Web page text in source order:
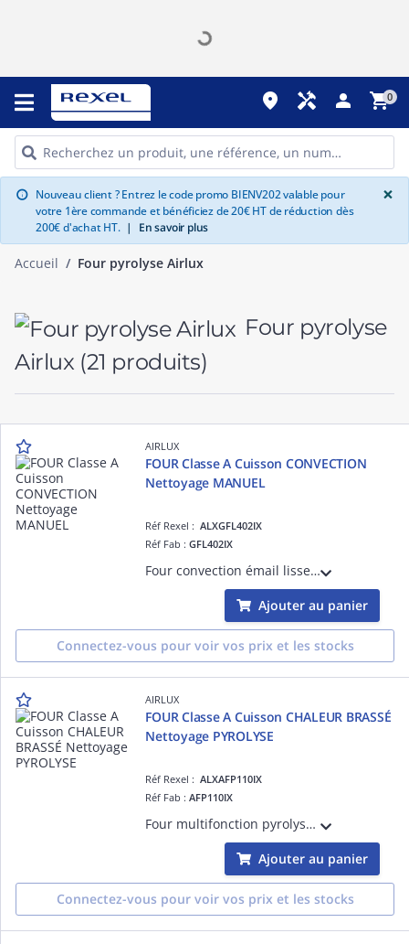
place handyman person shopping_cart0
info Nouveau client ? Entrez le code promo BIENV202 valable pour
votre 1ère commande et bénéficiez de 20€ HT de réduction dès
200€ d'achat HT. | En savoir plus
×
Accueil Four pyrolyse Airlux
Four pyrolyse
Airlux (21 produits)
AIRLUX
FOUR Classe A Cuisson CONVECTION
Nettoyage MANUEL
Réf Rexel :ALXGFL402IX
Réf Fab :GFL402IX
Four convection émail lisse - 4 fonctions - Porte plein verre - Vitre amovible sans outil - Gradins fils - 59 L - Classe A - Inox
Ajouter au panier
Connectez-vous pour voir vos prix et les stocks
AIRLUX
FOUR Classe A Cuisson CHALEUR BRASSÉ
Nettoyage PYROLYSE
Réf Rexel :ALXAFP110IX
Réf Fab :AFP110IX
Four multifonction pyrolyse - Programmateur sensitif - 10 fonctions dont la chaleur brassée - Gestion électronique de la T° - Porte froide 4 vitres - 70 L - Porte plein verre - Sécurité enfants - Éclairage halogène - Gradins fils
Ajouter au panier
Connectez-vous pour voir vos prix et les stocks